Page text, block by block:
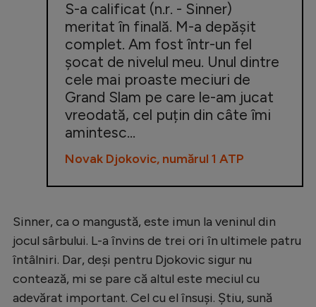
S-a calificat (n.r. - Sinner)
meritat în finală. M-a depășit
complet. Am fost într-un fel
șocat de nivelul meu. Unul dintre
cele mai proaste meciuri de
Grand Slam pe care le-am jucat
vreodată, cel puțin din câte îmi
amintesc...
Novak Djokovic, numărul 1 ATP
Sinner, ca o mangustă, este imun la veninul din
jocul sârbului. L-a învins de trei ori în ultimele patru
întâlniri. Dar, deși pentru Djokovic sigur nu
contează, mi se pare că altul este meciul cu
adevărat important. Cel cu el însuși. Știu, sună